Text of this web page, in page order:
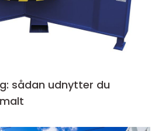
sådan udnytter du